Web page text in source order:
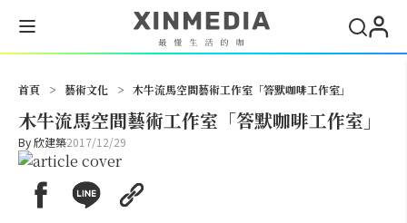
首頁 > 藝術文化 > 木牛流馬空間藝術工作室「答默咖啡工作室」
木牛流馬空間藝術工作室「答默咖啡工作室」
By欣建築2017/12/29